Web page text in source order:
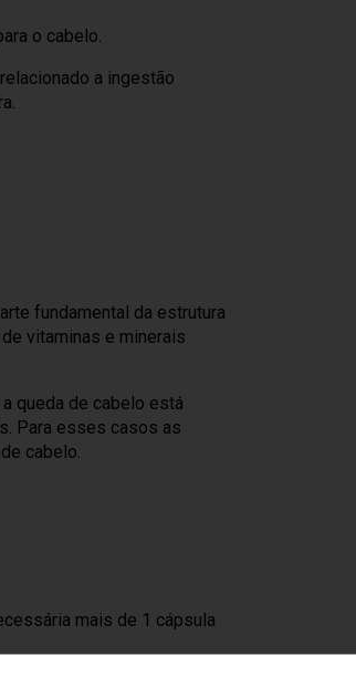
o cabelo.
a ingestão
fundamental da estrutura
vitaminas e minerais
queda de cabelo está
Para esses casos as
cabelo.
mais de 1 cápsula
recomendada.